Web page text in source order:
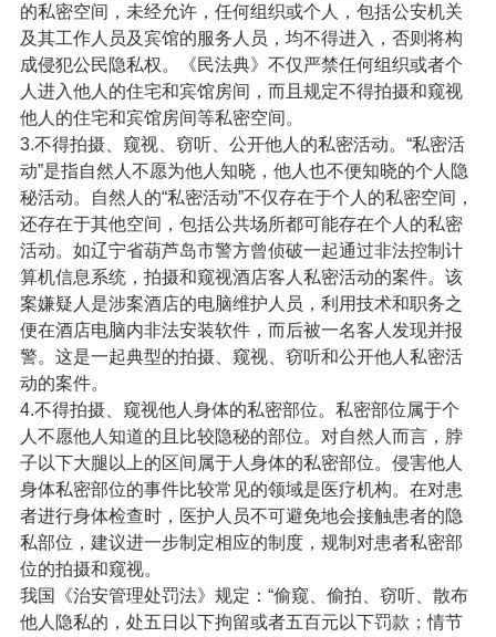
的私密空间，未经允许，任何组织或个人，包括公安机关
及其工作人员及宾馆的服务人员，均不得进入，否则将构
成侵犯公民隐私权。《民法典》不仅严禁任何组织或者个
人进入他人的住宅和宾馆房间，而且规定不得拍摄和窥视
他人的住宅和宾馆房间等私密空间。
3.不得拍摄、窥视、窃听、公开他人的私密活动。“私密活
动”是指自然人不愿为他人知晓，他人也不便知晓的个人隐
秘活动。自然人的“私密活动”不仅存在于个人的私密空间，
还存在于其他空间，包括公共场所都可能存在个人的私密
活动。如辽宁省葫芦岛市警方曾侦破一起通过非法控制计
算机信息系统，拍摄和窥视酒店客人私密活动的案件。该
案嫌疑人是涉案酒店的电脑维护人员，利用技术和职务之
便在酒店电脑内非法安装软件，而后被一名客人发现并报
警。这是一起典型的拍摄、窥视、窃听和公开他人私密活
动的案件。
4.不得拍摄、窥视他人身体的私密部位。私密部位属于个
人不愿他人知道的且比较隐秘的部位。对自然人而言，脖
子以下大腿以上的区间属于人身体的私密部位。侵害他人
身体私密部位的事件比较常见的领域是医疗机构。在对患
者进行身体检查时，医护人员不可避免地会接触患者的隐
私部位，建议进一步制定相应的制度，规制对患者私密部
位的拍摄和窥视。
我国《治安管理处罚法》规定：“偷窥、偷拍、窃听、散布
他人隐私的，处五日以下拘留或者五百元以下罚款；情节